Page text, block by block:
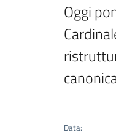
Oggi
Data: